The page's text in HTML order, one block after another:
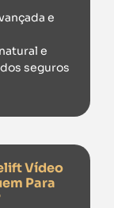
e
e
seguros
Vídeo
Para